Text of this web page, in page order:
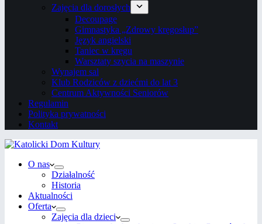
Zajęcia dla dorosłych
Decoupage
Gimnastyka „Zdrowy kręgosłup”
Język angielski
Taniec w kręgu
Warsztaty szycia na maszynie
Wynajem sal
Klub Rodziców z dziećmi do lat 3
Centrum Aktywności Seniorów
Regulamin
Polityka prywatności
Kontakt
O nas
Działalność
Historia
Aktualności
Oferta
Zajęcia dla dzieci